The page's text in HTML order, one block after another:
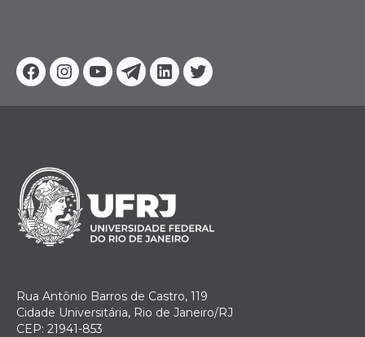
Facebook
Instagram
YoutubeTelegram
Linkedin
Twitter
Rua Antônio Barros de Castro, 119
Cidade Universitária, Rio de Janeiro/RJ
CEP: 21941-853